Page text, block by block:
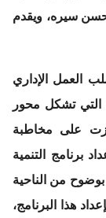
حسن سيره، ويقدم
العمل الإداري
التي تشكل محور
على مخاطبة
برنامج التنمية
بوضوح من الناحية
هذا البرنامج،